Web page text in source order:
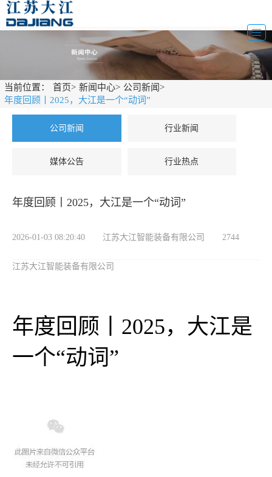
当前位置： 首页> 新闻中心> 公司新闻>
年度回顾丨2025，大江是一个“动词”
公司新闻 行业新闻
媒体公告 行业热点
年度回顾丨2025，大江是一个“动词”
2026-01-03 08:20:40 江苏大江智能装备有限公司 2744
江苏大江智能装备有限公司
年度回顾丨2025，大江是
一个“动词”